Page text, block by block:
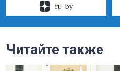
ru–by
Читайте также